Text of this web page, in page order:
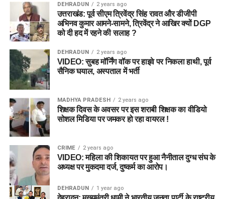
DEHRADUN 2 years ago
उत्तराखंड: पूर्व सीएम त्रिवेंद्र सिंह रावत और डीजीपी
अभिनव कुमार आमने-सामने, त्रिवेंद्र ने आखिर क्यों DGP
को दी हद में रहने की सलाह ?
DEHRADUN 2 years ago
VIDEO: सुबह मॉर्निंग वॉक पर हाइवे पर निकला हाथी, पूर्व
सैनिक घयाल, अस्पताल में भर्ती
MADHYA PRADESH 2 years ago
शिक्षक दिवस के अवसर पर इस शराबी शिक्षक का वीडियो
सोशल मिडिया पर जमकर हो रहा वायरल !
CRIME 2 years ago
VIDEO: महिला की शिकायत पर हुआ नैनीताल दुग्ध संघ के
अध्यक्ष पर मुकदमा दर्ज, दुष्कर्म का आरोप।
DEHRADUN 1 year ago